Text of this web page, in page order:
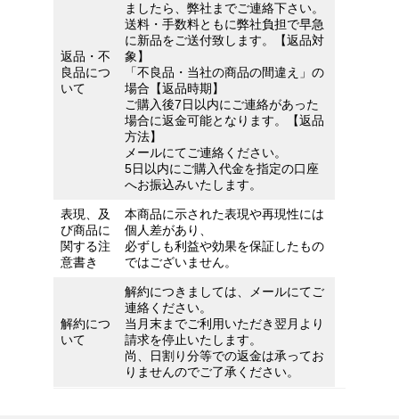
返品・不
良品につ
いて
ましたら、弊社までご連絡下さい。
送料・手数料ともに弊社負担で早急
に新品をご送付致します。【返品対
象】
「不良品・当社の商品の間違え」の
場合【返品時期】
ご購入後7日以内にご連絡があった
場合に返金可能となります。【返品
方法】
メールにてご連絡ください。
5日以内にご購入代金を指定の口座
へお振込みいたします。
表現、及
び商品に
関する注
意書き
本商品に示された表現や再現性には
個人差があり、
必ずしも利益や効果を保証したもの
ではございません。
解約につ
いて
解約につきましては、メールにてご
連絡ください。
当月末までご利用いただき翌月より
請求を停止いたします。
尚、日割り分等での返金は承ってお
りませんのでご了承ください。